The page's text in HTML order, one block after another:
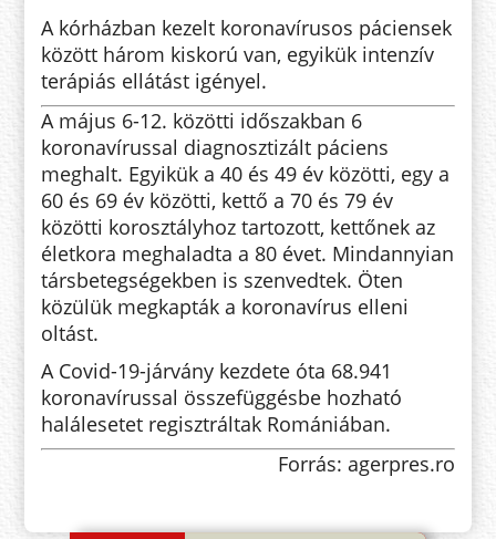
A kórházban kezelt koronavírusos páciensek
között három kiskorú van, egyikük intenzív
terápiás ellátást igényel.
A május 6-12. közötti időszakban 6
koronavírussal diagnosztizált páciens
meghalt. Egyikük a 40 és 49 év közötti, egy a
60 és 69 év közötti, kettő a 70 és 79 év
közötti korosztályhoz tartozott, kettőnek az
életkora meghaladta a 80 évet. Mindannyian
társbetegségekben is szenvedtek. Öten
közülük megkapták a koronavírus elleni
oltást.
A Covid-19-járvány kezdete óta 68.941
koronavírussal összefüggésbe hozható
halálesetet regisztráltak Romániában.
Forrás: agerpres.ro